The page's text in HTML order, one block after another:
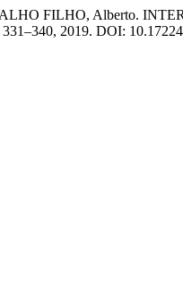
FILHO, Alberto.
331–340, 2019. DOI: